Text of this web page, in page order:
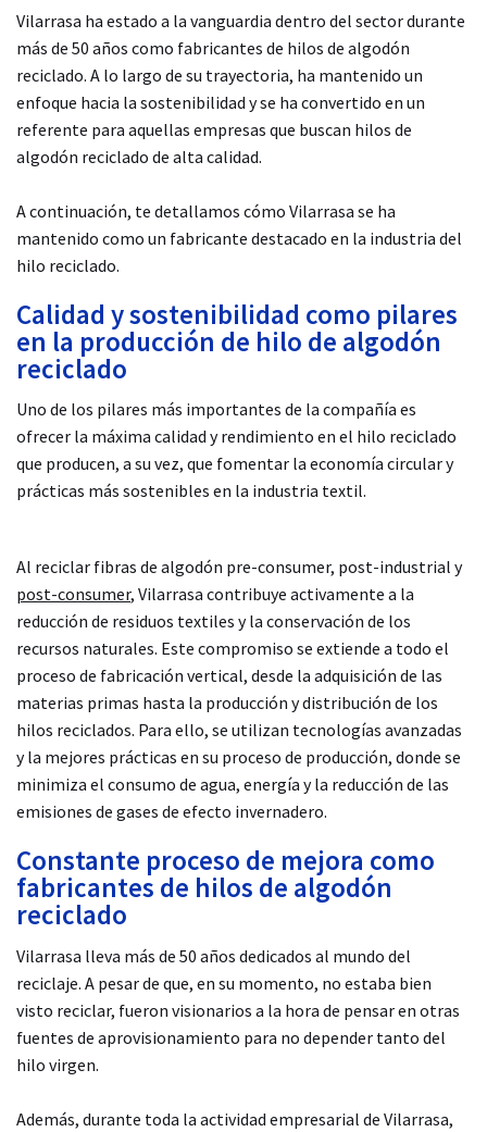
Vilarrasa ha estado a la vanguardia dentro del sector durante
más de 50 años como fabricantes de hilos de algodón
reciclado. A lo largo de su trayectoria, ha mantenido un
enfoque hacia la sostenibilidad y se ha convertido en un
referente para aquellas empresas que buscan hilos de
algodón reciclado de alta calidad.
A continuación, te detallamos cómo Vilarrasa se ha
mantenido como un fabricante destacado en la industria del
hilo reciclado.
Calidad y sostenibilidad como pilares
en la producción de hilo de algodón
reciclado
Uno de los pilares más importantes de la compañía es
ofrecer la máxima calidad y rendimiento en el hilo reciclado
que producen, a su vez, que fomentar la economía circular y
prácticas más sostenibles en la industria textil.
Al reciclar fibras de algodón pre-consumer, post-industrial y
post-consumer, Vilarrasa contribuye activamente a la
reducción de residuos textiles y la conservación de los
recursos naturales. Este compromiso se extiende a todo el
proceso de fabricación vertical, desde la adquisición de las
materias primas hasta la producción y distribución de los
hilos reciclados. Para ello, se utilizan tecnologías avanzadas
y la mejores prácticas en su proceso de producción, donde se
minimiza el consumo de agua, energía y la reducción de las
emisiones de gases de efecto invernadero.
Constante proceso de mejora como
fabricantes de hilos de algodón
reciclado
Vilarrasa lleva más de 50 años dedicados al mundo del
reciclaje. A pesar de que, en su momento, no estaba bien
visto reciclar, fueron visionarios a la hora de pensar en otras
fuentes de aprovisionamiento para no depender tanto del
hilo virgen.
Además, durante toda la actividad empresarial de Vilarrasa,